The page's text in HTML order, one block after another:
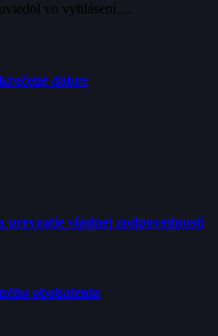
uviedol vo vyhlásení…
dobre
prevzatie vládnej zodpovednosti
obohatenia